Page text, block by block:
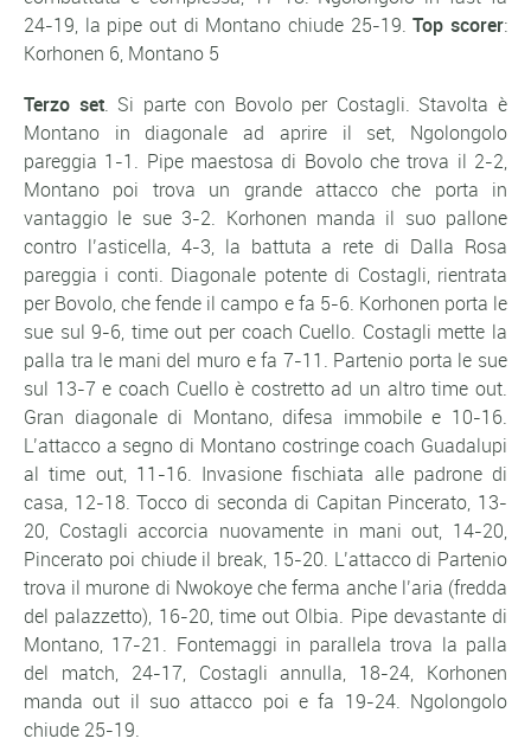
24-19, la pipe out di Montano chiude 25-19.Top scorer:
Korhonen 6, Montano 5
Terzo set. Si parte con Bovolo per Costagli. Stavolta è
Montano in diagonale ad aprire il set, Ngolongolo
pareggia 1-1. Pipe maestosa di Bovolo che trova il 2-2,
Montano poi trova un grande attacco che porta in
vantaggio le sue 3-2. Korhonen manda il suo pallone
contro l’asticella, 4-3, la battuta a rete di Dalla Rosa
pareggia i conti. Diagonale potente di Costagli, rientrata
per Bovolo, che fende il campo e fa 5-6. Korhonen porta le
sue sul 9-6, time out per coach Cuello. Costagli mette la
palla tra le mani del muro e fa 7-11. Partenio porta le sue
sul 13-7 e coach Cuello è costretto ad un altro time out.
Gran diagonale di Montano, difesa immobile e 10-16.
L’attacco a segno di Montano costringe coach Guadalupi
al time out, 11-16. Invasione fischiata alle padrone di
casa, 12-18. Tocco di seconda di Capitan Pincerato, 13-
20, Costagli accorcia nuovamente in mani out, 14-20,
Pincerato poi chiude il break, 15-20. L’attacco di Partenio
trova il murone di Nwokoye che ferma anche l’aria (fredda
del palazzetto), 16-20, time out Olbia. Pipe devastante di
Montano, 17-21. Fontemaggi in parallela trova la palla
del match, 24-17, Costagli annulla, 18-24, Korhonen
manda out il suo attacco poi e fa 19-24. Ngolongolo
chiude 25-19.